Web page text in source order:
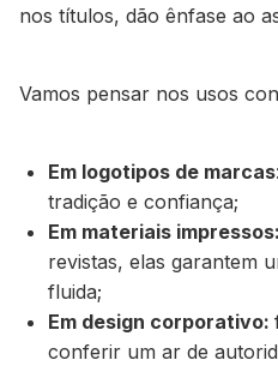
nos títulos, dão ênfase ao
Vamos pensar nos usos
Em logotipos de marcas
tradição e confiança;
Em materiais impressos:
revistas, elas garantem
fluida;
Em design corporativo:
conferir um ar de